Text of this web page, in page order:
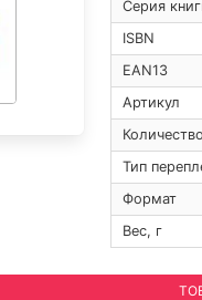
Серия
ISBN
EAN13
Артикул
Тип
Формат
Вес, г